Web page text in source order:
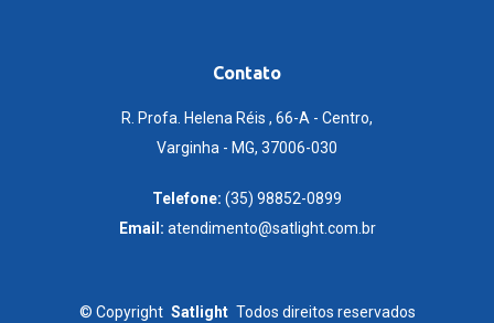
Contato
R. Profa. Helena Réis , 66-A - Centro,
Varginha - MG, 37006-030
Telefone: (35) 98852-0899
Email: atendimento@satlight.com.br
© Copyright Satlight Todos direitos reservados